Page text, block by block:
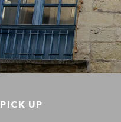
PICK UP